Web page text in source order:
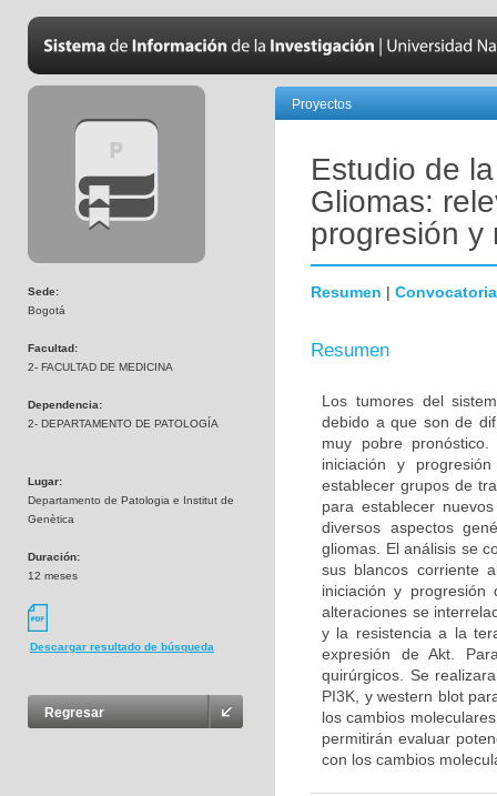
Sede:
Bogotá
Facultad:
2- FACULTAD DE MEDICINA
Dependencia:
2- DEPARTAMENTO DE PATOLOGÍA
Lugar:
Departamento de Patologia e Institut de
Genètica
Duración:
12 meses
Descargar resultado de búsqueda
Regresar
Proyectos
Estudio de
Gliomas:
progresión y
Resumen | Convocatoria
Resumen
Los tumores del
debido a que son de
muy pobre
iniciación y
establecer grupos de
para establecer
diversos aspectos
gliomas. El análisis se
sus blancos corriente
iniciación y
alteraciones se
y la resistencia a la
expresión de Akt.
quirúrgicos. Se
PI3K, y western blot
los cambios
permitirán evaluar
con los cambios